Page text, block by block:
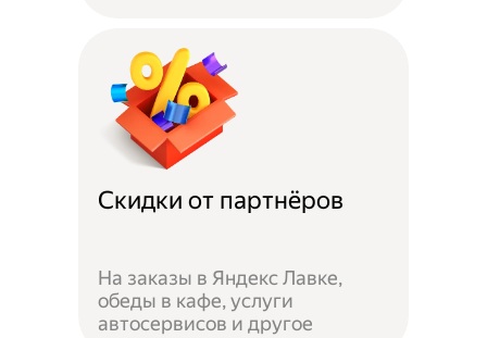
Скидки от партнёров
На заказы в Яндекс Лавке,
обеды в кафе, услуги
автосервисов и другое